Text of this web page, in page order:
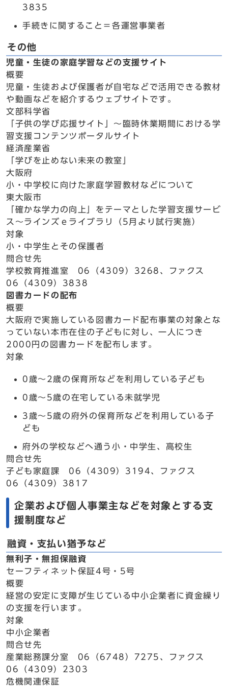
3835
手続きに関すること＝各運営事業者
その他
児童・生徒の家庭学習などの支援サイト
概要
児童・生徒および保護者が自宅などで活用できる教材
や動画などを紹介するウェブサイトです。
文部科学省
「子供の学び応援サイト」～臨時休業期間における学
習支援コンテンツポータルサイト
経済産業省
「学びを止めない未来の教室」
大阪府
小・中学校に向けた家庭学習教材などについて
東大阪市
「確かな学力の向上」をテーマとした学習支援サービ
ス～ラインズｅライブラリ（5月より試行実施）
対象
小・中学生とその保護者
問合せ先
学校教育推進室 06（4309）3268、ファクス
06（4309）3838
図書カードの配布
概要
大阪府で実施している図書カード配布事業の対象とな
っていない本市在住の子どもに対し、一人につき
2000円の図書カードを配布します。
対象
0歳～2歳の保育所などを利用している子ども
0歳～5歳の在宅している未就学児
3歳～5歳の府外の保育所などを利用している子
ども
府外の学校などへ通う小・中学生、高校生
問合せ先
子ども家庭課 06（4309）3194、ファクス
06（4309）3817
企業および個人事業主などを対象とする支
援制度など
融資・支払い猶予など
無利子・無担保融資
セーフティネット保証4号・5号
概要
経営の安定に支障が生じている中小企業者に資金繰り
の支援を行います。
対象
中小企業者
問合せ先
産業総務課分室 06（6748）7275、ファクス
06（4309）2303
危機関連保証